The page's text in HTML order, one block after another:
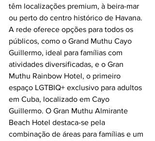
têm localizações premium, à beira-mar
ou perto do centro histórico de Havana.
A rede oferece opções para todos os
públicos, como o Grand Muthu Cayo
Guillermo, ideal para famílias com
atividades diversificadas, e o Gran
Muthu Rainbow Hotel, o primeiro
espaço LGTBIQ+ exclusivo para adultos
em Cuba, localizado em Cayo
Guillermo. O Gran Muthu Almirante
Beach Hotel destaca-se pela
combinação de áreas para famílias e um